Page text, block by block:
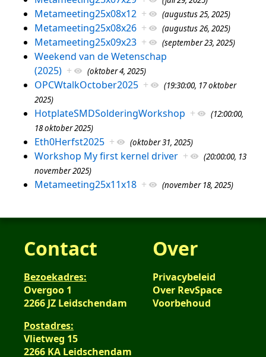
Metameeting25x08x12 + (augustus 25, 2025)
Metameeting25x08x26 + (augustus 26, 2025)
Metameeting25x09x23 + (september 23, 2025)
Weekend van de Wetenschap
(2025) + (oktober 4, 2025)
OPCWtalkOctober2025 +
(19:30:00, 17 oktober
2025)
HotplateSMDSolderingWorkshop +
(12:00:00,
18 oktober 2025)
Eth0Herfst2025 + (oktober 31, 2025)
Workshop My first kernel driver +
(20:00:00, 13
november 2025)
Metameeting25x11x18 + (november 18, 2025)
Contact
Bezoekadres:
Overgoo 1
2266 JZ Leidschendam
Postadres:
Vlietweg 15
2266 KA Leidschendam
Over
Privacybeleid
Over RevSpace
Voorbehoud